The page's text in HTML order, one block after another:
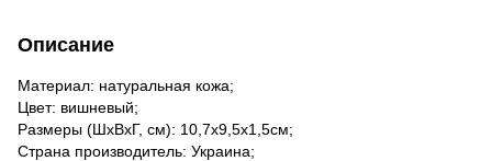
Описание
Материал: натуральная кожа;
Цвет: вишневый;
Размеры (ШхВхГ, см): 10,7х9,5х1,5см;
Страна производитель: Украина;